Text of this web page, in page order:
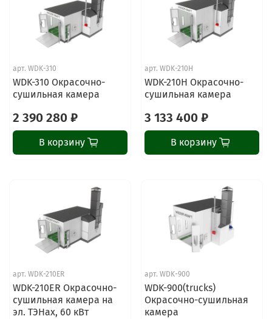
арт. WDK-310
WDK-310 Окрасочно-
сушильная камера
2 390 280 ₽
В корзину
арт. WDK-210H
WDK-210H Окрасочно-
сушильная камера
3 133 400 ₽
В корзину
арт. WDK-210ER
WDK-210ER Окрасочно-
сушильная камера на
эл. ТЭНах, 60 кВт
арт. WDK-900
WDK-900(trucks)
Окрасочно-сушильная
камера